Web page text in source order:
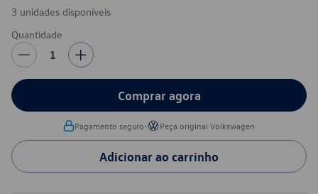
3 unidades disponíveis
Quantidade
1
Comprar agora
Pagamento seguro• Peça original Volkswagen
Adicionar ao carrinho